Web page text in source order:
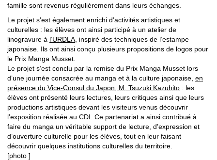
famille sont revenus régulièrement dans leurs échanges.
Le projet s’est également enrichi d’activités artistiques et
culturelles : les élèves ont ainsi participé à un atelier de
linogravure à l’URDLA , inspiré des techniques de l’estampe
japonaise. Ils ont ainsi conçu plusieurs propositions de logos pour
le Prix Manga Musset.
Le projet s’est conclu par la remise du Prix Manga Musset lors
d’une journée consacrée au manga et à la culture japonaise, en
présence du Vice-Consul du Japon, M. Tsuzuki Kazuhito : les
élèves ont présenté leurs lectures, leurs critiques ainsi que leurs
productions artistiques devant les visiteurs venus découvrir
l’exposition réalisée au CDI. Ce partenariat a ainsi contribué à
faire du manga un véritable support de lecture, d’expression et
d’ouverture culturelle pour les élèves, tout en leur faisant
découvrir quelques institutions culturelles du territoire.
[photo ]